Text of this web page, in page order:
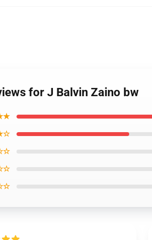
for J Balvin Zaino bw